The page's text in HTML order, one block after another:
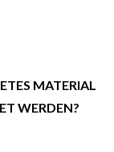
MATERIAL
WERDEN?